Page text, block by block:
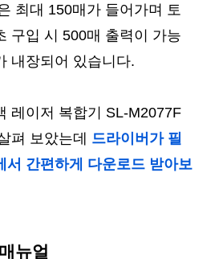
최대 150매가 들어가며 토
구입 시 500매 출력이 가능
내장되어 있습니다.
레이저 복합기 SL-M2077F
펴 보았는데 드라이버가 필
서 간편하게 다운로드 받아보
뉴얼